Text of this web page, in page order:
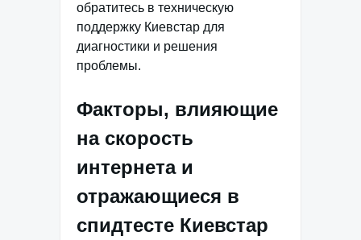
обратитесь в техническую
поддержку Киевстар для
диагностики и решения
проблемы.
Факторы, влияющие
на скорость
интернета и
отражающиеся в
спидтесте Киевстар